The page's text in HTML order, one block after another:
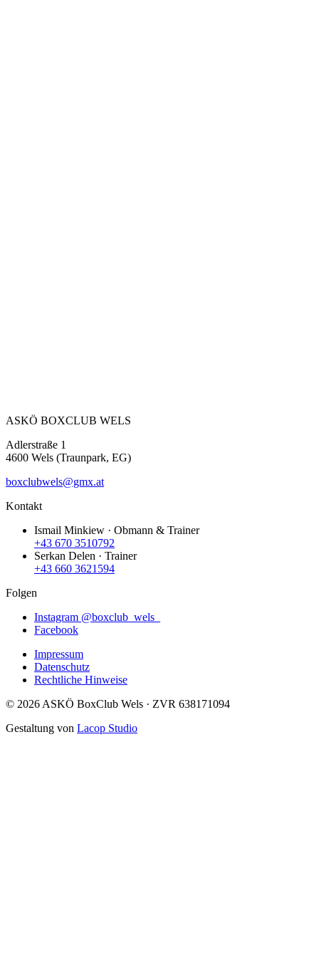
ASKÖ BOXCLUB WELS
Adlerstraße 1
4600 Wels (Traunpark, EG)
boxclubwels@gmx.at
Kontakt
Ismail Minkiew · Obmann & Trainer
+43 670 3510792
Serkan Delen · Trainer
+43 660 3621594
Folgen
Instagram @boxclub_wels_
Facebook
Impressum
Datenschutz
Rechtliche Hinweise
© 2026 ASKÖ BoxClub Wels · ZVR 638171094
Gestaltung von Lacop Studio